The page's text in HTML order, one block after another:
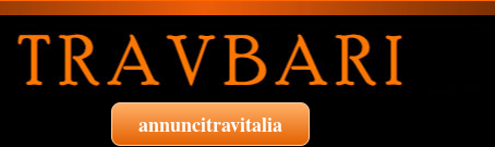
annuncitravitalia